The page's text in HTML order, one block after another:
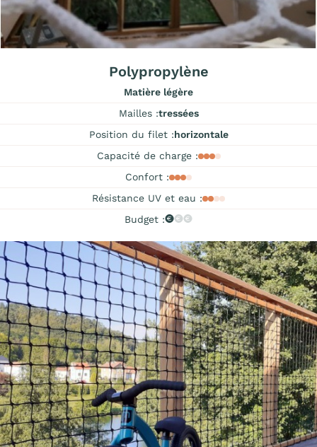
Polypropylène
Matière légère
Mailles :tressées
Position du filet :horizontale
Capacité de charge :
Confort :
Résistance UV et eau :
Budget :